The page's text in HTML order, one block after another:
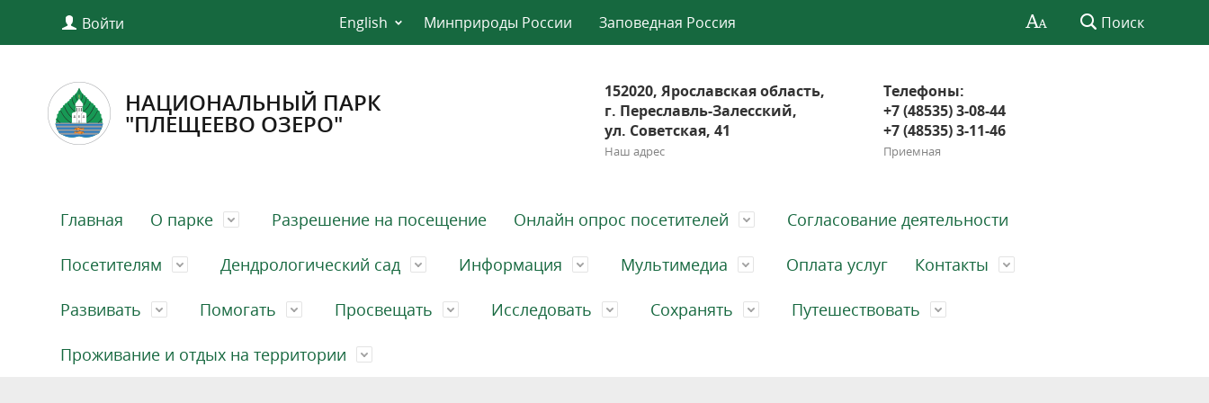
Войти English Минприроды России Заповедная Россия Поиск
НАЦИОНАЛЬНЫЙ ПАРК
"ПЛЕЩЕЕВО ОЗЕРО"
152020, Ярославская область,
г. Переславль-Залесский,
ул. Советская, 41
Наш адрес
Телефоны:
+7 (48535) 3-08-44
+7 (48535) 3-11-46
Приемная
Главная О парке Разрешение на посещение Онлайн опрос посетителей Согласование деятельности
Посетителям Дендрологический сад Информация Мультимедиа Оплата услуг Контакты
Развивать Помогать Просвещать Исследовать Сохранять Путешествовать
Проживание и отдых на территории